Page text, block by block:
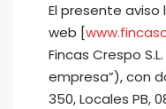
El presente
web [
Fincas Crespo
empresa”), con
350, Locales PB,